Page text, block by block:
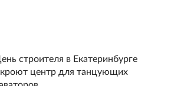
строителя в Екатеринбурге
центр для танцующих